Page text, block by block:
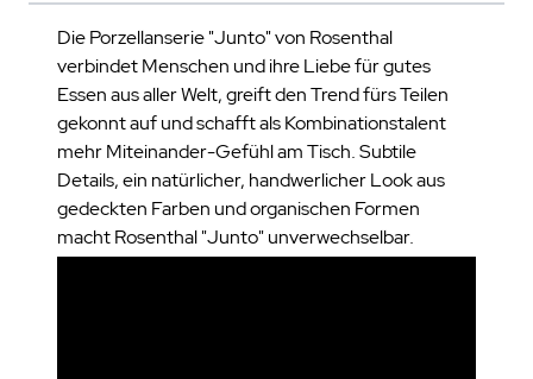
Die Porzellanserie "Junto" von Rosenthal
verbindet Menschen und ihre Liebe für gutes
Essen aus aller Welt, greift den Trend fürs Teilen
gekonnt auf und schafft als Kombinationstalent
mehr Miteinander-Gefühl am Tisch. Subtile
Details, ein natürlicher, handwerlicher Look aus
gedeckten Farben und organischen Formen
macht Rosenthal "Junto" unverwechselbar.